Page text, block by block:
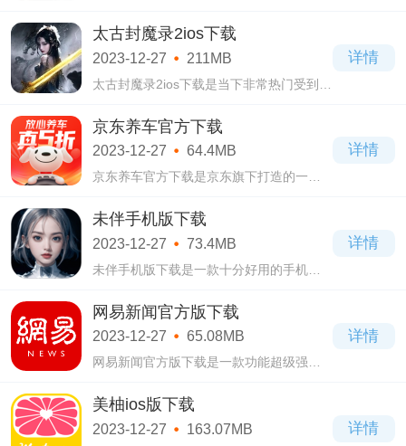
古封魔录2免费下载安装游戏当中处处充满
了有玄幻的色彩，你能够在游戏当中自由
的选
太古封魔录2ios下载
2023-12-27 211MB
太古封魔录2ios下载是当下非常热门受到大
制作的大型多人角色扮演类手机游戏，太
古封魔录2ios下载游戏为你打造了一个全新
的国
详情
京东养车官方下载
2023-12-27 64.4MB
京东养车官方下载是京东旗下打造的一款
服务，让每一位车主都可以感受到无比满
意的服务，而且你们的需求都是能得到满
足的
详情
未伴手机版下载
2023-12-27 73.4MB
未伴手机版下载是一款十分好用的手机社
告别孤单寂寞，随时随地都能进去聊天互
动，帮你打发无聊的时间，使用起来无限
制
详情
网易新闻官方版下载
2023-12-27 65.08MB
网易新闻官方版下载是一款功能超级强大
可以来本站下载，安装到手机里面就可以
随时进去阅读新闻内容了，没有丝毫的时
间限制
详情
美柚ios版下载
2023-12-27 163.07MB 详情